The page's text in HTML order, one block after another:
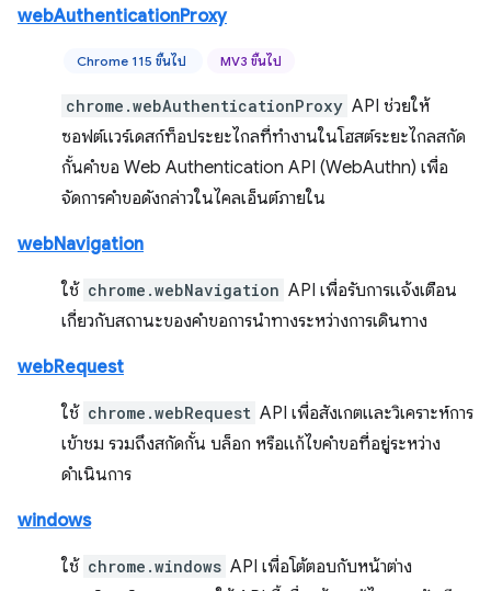
webAuthenticationProxy
Chrome 115 ขึ้นไป MV3 ขึ้นไป
chrome.webAuthenticationProxy API ช่วยให้
ซอฟต์แวร์เดสก์ท็อประยะไกลที่ทำงานในโฮสต์ระยะไกลสกัด
กั้นคำขอ Web Authentication API (WebAuthn) เพื่อ
จัดการคำขอดังกล่าวในไคลเอ็นต์ภายใน
webNavigation
ใช้ chrome.webNavigation API เพื่อรับการแจ้งเตือน
เกี่ยวกับสถานะของคำขอการนำทางระหว่างการเดินทาง
webRequest
ใช้ chrome.webRequest API เพื่อสังเกตและวิเคราะห์การ
เข้าชม รวมถึงสกัดกั้น บล็อก หรือแก้ไขคำขอที่อยู่ระหว่าง
ดำเนินการ
windows
ใช้ chrome.windows API เพื่อโต้ตอบกับหน้าต่าง